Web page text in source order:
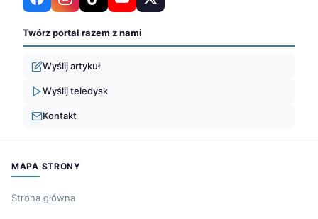
Twórz portal razem z nami
Wyślij artykuł
Wyślij teledysk
Kontakt
MAPA STRONY
Strona główna